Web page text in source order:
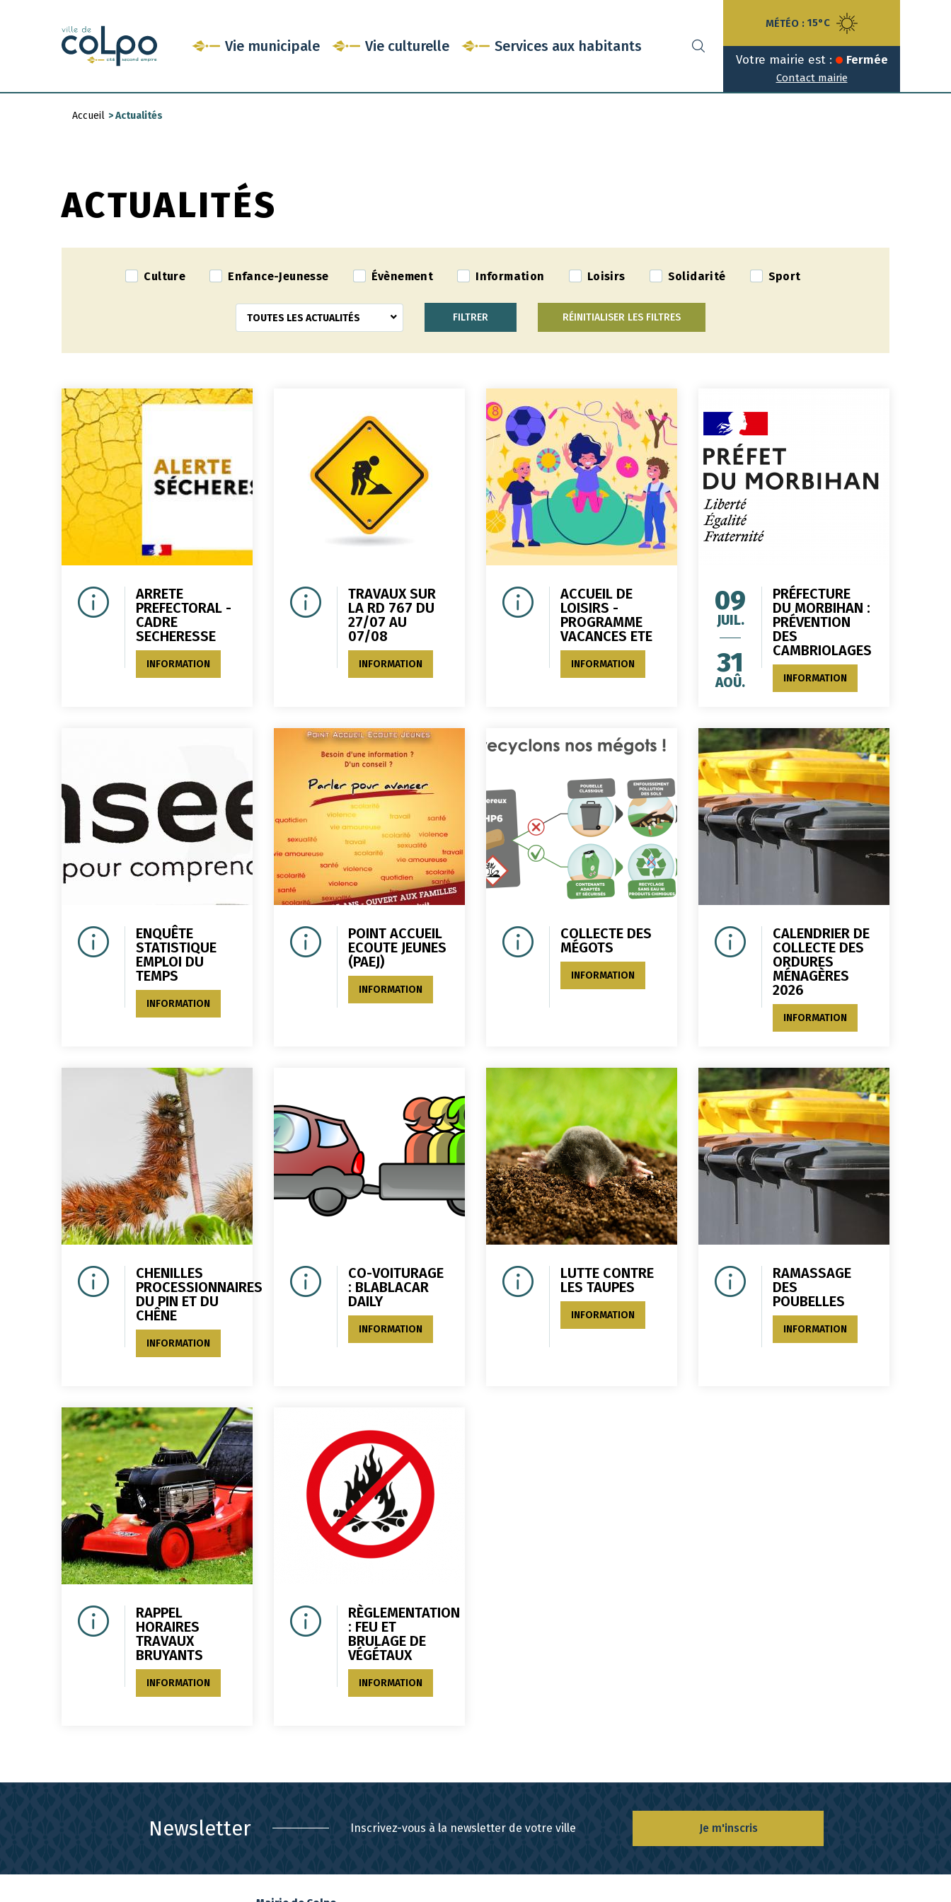
Vie municipale Vie culturelle Services aux habitants
MÉTÉO : 15°C
Votre mairie est : Fermée
Contact mairie
Accueil >Actualités
ACTUALITÉS
Culture Enfance-Jeunesse Évènement Information Loisirs Solidarité Sport
TOUTES LES ACTUALITÉS RÉINITIALISER LES FILTRES
ARRETE
PREFECTORAL -
CADRE
SECHERESSE
INFORMATION
TRAVAUX SUR
LA RD 767 DU
27/07 AU
07/08
INFORMATION
ACCUEIL DE
LOISIRS -
PROGRAMME
VACANCES ETE
INFORMATION
09
JUIL.
31
AOÛ.
PRÉFECTURE
DU MORBIHAN :
PRÉVENTION
DES
CAMBRIOLAGES
INFORMATION
ENQUÊTE
STATISTIQUE
EMPLOI DU
TEMPS
INFORMATION
POINT ACCUEIL
ECOUTE JEUNES
(PAEJ)
INFORMATION
COLLECTE DES
MÉGOTS
INFORMATION
CALENDRIER DE
COLLECTE DES
ORDURES
MÉNAGÈRES
2026
INFORMATION
CHENILLES
PROCESSIONNAIRES
DU PIN ET DU
CHÊNE
INFORMATION
CO-VOITURAGE
: BLABLACAR
DAILY
INFORMATION
LUTTE CONTRE
LES TAUPES
INFORMATION
RAMASSAGE
DES
POUBELLES
INFORMATION
RAPPEL
HORAIRES
TRAVAUX
BRUYANTS
INFORMATION
RÈGLEMENTATION
: FEU ET
BRULAGE DE
VÉGÉTAUX
INFORMATION
Newsletter Inscrivez-vous à la newsletter de votre ville Je m'inscris